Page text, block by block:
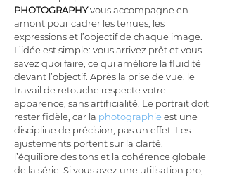
PHOTOGRAPHY vous accompagne en
amont pour cadrer les tenues, les
expressions et l’objectif de chaque image.
L’idée est simple: vous arrivez prêt et vous
savez quoi faire, ce qui améliore la fluidité
devant l’objectif. Après la prise de vue, le
travail de retouche respecte votre
apparence, sans artificialité. Le portrait doit
rester fidèle, car la photographie est une
discipline de précision, pas un effet. Les
ajustements portent sur la clarté,
l’équilibre des tons et la cohérence globale
de la série. Si vous avez une utilisation pro,